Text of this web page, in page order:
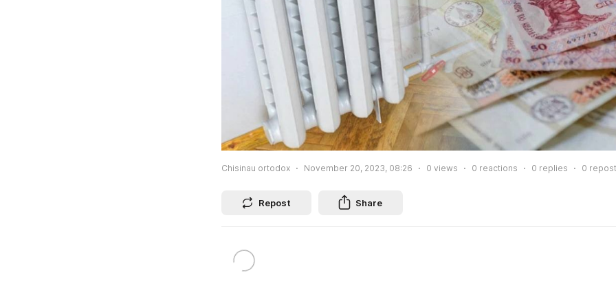
Chisinau ortodox November 20, 2023, 08:26 0 views 0 reactions 0 replies 0
Repost Share